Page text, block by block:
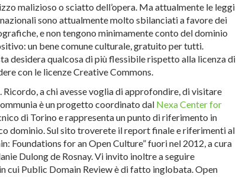
malizioso o sciatto dell’opera. Ma attualmente le leggi
sono attualmente molto sbilanciati a favore dei
e non tengono minimamente conto del dominio
un bene comune culturale, gratuito per tutti.
desidera qualcosa di più flessibile rispetto alla licenza di
con le licenze Creative Commons.
a chi avesse voglia di approfondire, di visitare
è un progetto coordinato dal Nexa Center for
di Torino e rappresenta un punto di riferimento in
dominio. Sul sito troverete il report finale e riferimenti al
Foundations for an Open Culture” fuori nel 2012, a cura
Dulong de Rosnay. Vi invito inoltre a seguire
cui Public Domain Review è di fatto inglobata. Open